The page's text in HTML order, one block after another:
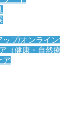
ップ/オンライン
（健康・自然療
ア